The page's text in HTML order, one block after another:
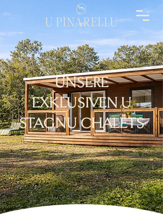
UNSERE
EXKLUSIVEN U
STAGNU CHALETS